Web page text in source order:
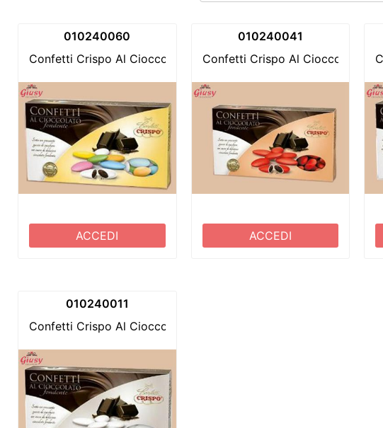
010240060
Confetti Crispo Al Cioccolato Fondente Confezione 1Kg Colori
ACCEDI
010240041
Confetti Crispo Al Cioccolato
ACCEDI
010240011
Confetti Crispo Al Cioccolato Fondente Confezione 1Kg Bianco